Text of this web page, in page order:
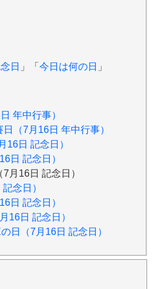
日 」「 今日は何の日 」
年中行事）
（7月16日 年中行事）
16日 記念日）
日 記念日）
月16日 記念日）
念日）
日 記念日）
16日 記念日）
日（7月16日 記念日）